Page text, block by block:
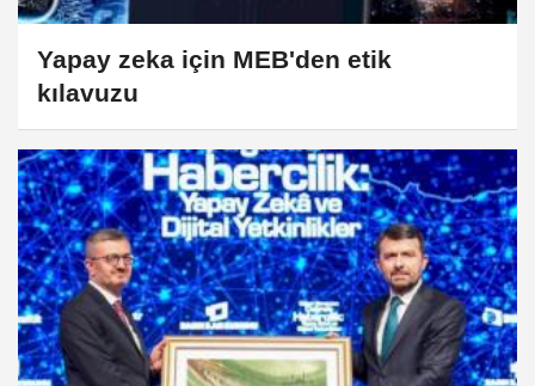
Yapay zeka için MEB'den etik
kılavuzu